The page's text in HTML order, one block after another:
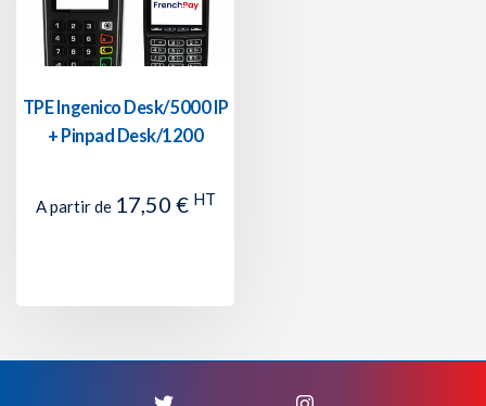
TPE Ingenico Desk/5000 IP
+ Pinpad Desk/1200
A partir de 17,50 € HT